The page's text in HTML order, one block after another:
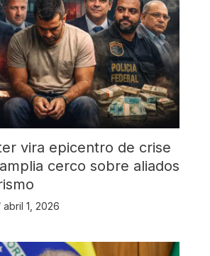
vira epicentro de crise
cerco sobre aliados
abril 1, 2026